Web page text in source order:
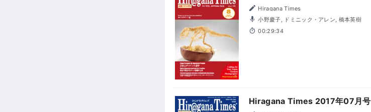
Hiragana Times
小野慶子, ドミニック・アレン, 橋本英樹
00:29:34
Hiragana Times 2017年07月号